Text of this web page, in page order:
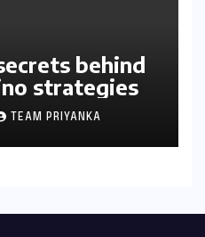
behind
strategies
TEAM PRIYANKA